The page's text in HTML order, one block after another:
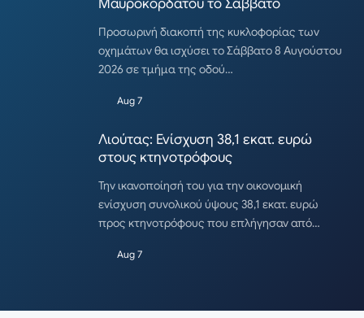
Μαυροκορδάτου το Σάββατο
Προσωρινή διακοπή της κυκλοφορίας των
οχημάτων θα ισχύσει το Σάββατο 8 Αυγούστου
2026 σε τμήμα της οδού…
Aug 7
Λιούτας: Ενίσχυση 38,1 εκατ. ευρώ
στους κτηνοτρόφους
Την ικανοποίησή του για την οικονομική
ενίσχυση συνολικού ύψους 38,1 εκατ. ευρώ
προς κτηνοτρόφους που επλήγησαν από…
Aug 7